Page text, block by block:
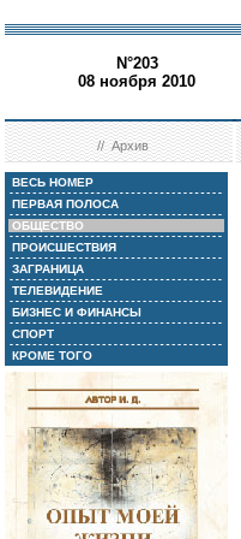
N°203
08 ноября 2010
//Архив
ВЕСЬ НОМЕР
ПЕРВАЯ ПОЛОСА
ОБЩЕСТВО
ПРОИСШЕСТВИЯ
ЗАГРАНИЦА
ТЕЛЕВИДЕНИЕ
БИЗНЕС И ФИНАНСЫ
СПОРТ
КРОМЕ ТОГО